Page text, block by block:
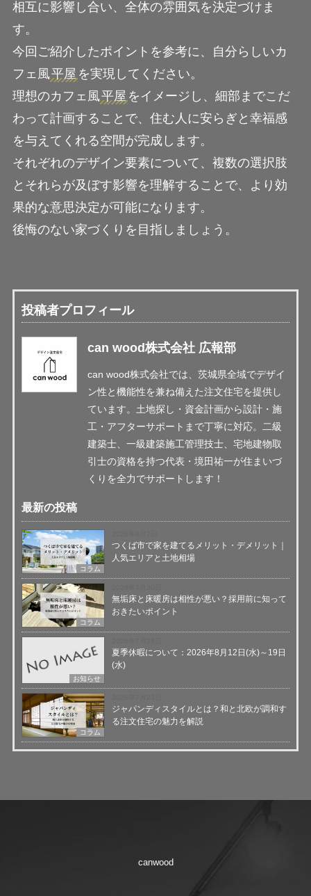
相互に影響し合い、全体の雰囲気を決定づけま
す。
今回ご紹介したポイントを参考に、自分らしいカ
フェ風平屋 を実現してください。
理想のカフェ風平屋 をイメージし、細部までこだ
わって計画することで、住む人に安らぎと幸福感
を与えてくれる空間が完成します。
それぞれのデザイン要素について、複数の選択肢
とそれらが及ぼす影響を理解することで、より効
果的な意思決定が可能になります。
後悔のない家づくりを目指しましょう。
投稿者プロフィール
can wood株式会社 広報部
can wood株式会社では、茨城県全域でデザイ
ン性と機能性を兼ね備えた注文住宅を提供し
ています。土地探し・資金計画から設計・施
工・アフターサポートまで丁寧に対応。二級
建築士、一級建築施工管理技士、宅地建物取
引士の資格を持つ代表・境田祐一が住まいづ
くりを全力でサポートします！
最新の投稿
コラム
つくば市で家を建てるメリット・デメリット｜
人気エリアと土地相場
コラム
無垢床と床暖房は相性が悪い？採用前に知って
おきたいポイント
お知らせ
夏季休暇について：2026年8月12日(水)～19日
(水)
コラム
ジャパンディスタイルとは？和と北欧が調和す
る注文住宅の魅力を解説
canwood